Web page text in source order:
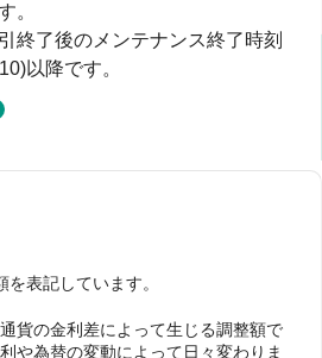
。
終了後のメンテナンス終了時刻
以降です。
表記しています。
貨の金利差によって生じる調整額で
や為替の変動によって日々変わりま